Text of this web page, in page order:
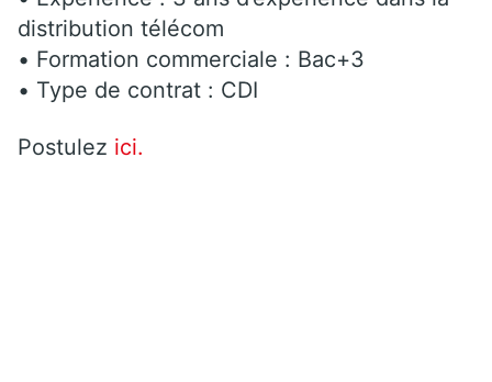
distribution télécom
• Formation commerciale : Bac+3
• Type de contrat : CDI
Postulez ici.